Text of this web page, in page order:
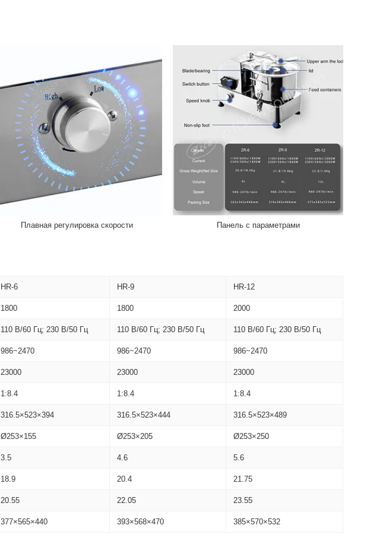
Плавная регулировка скорости Панель с параметрами
HR-6 HR-9 HR-12
1800 1800 2000
110 В/60 Гц; 230 В/50 Гц 110 В/60 Гц; 230 В/50 Гц 110 В/60 Гц; 230 В/50 Гц
986~2470 986~2470 986~2470
23000 23000 23000
1:8.4 1:8.4 1:8.4
316.5×523×394 316.5×523×444 316.5×523×489
Ø253×155 Ø253×205 Ø253×250
3.5 4.6 5.6
18.9 20.4 21.75
20.55 22.05 23.55
377×565×440 393×568×470 385×570×532